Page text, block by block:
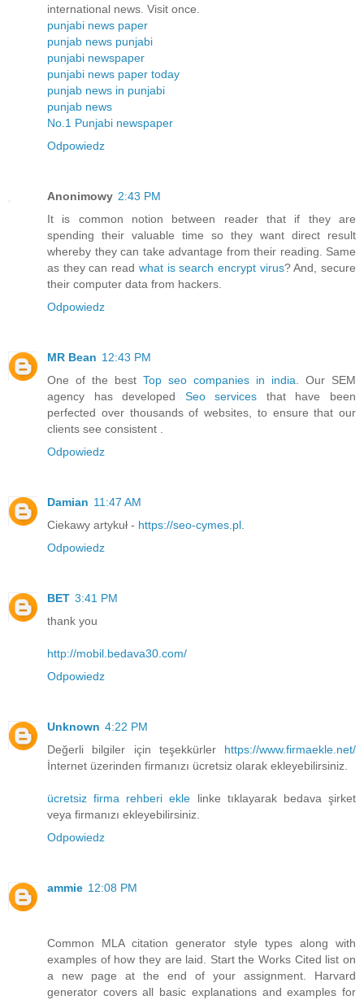
international news. Visit once.
punjabi news paper
punjab news punjabi
punjabi newspaper
punjabi news paper today
punjab news in punjabi
punjab news
No.1 Punjabi newspaper
Odpowiedz
Anonimowy 2:43 PM
It is common notion between reader that if they are
spending their valuable time so they want direct result
whereby they can take advantage from their reading. Same
as they can read what is search encrypt virus? And, secure
their computer data from hackers.
Odpowiedz
MR Bean 12:43 PM
One of the best Top seo companies in india . Our SEM
agency has developed Seo services that have been
perfected over thousands of websites, to ensure that our
clients see consistent .
Odpowiedz
Damian 11:47 AM
Ciekawy artykuł - https://seo-cymes.pl
Odpowiedz
BET 3:41 PM
thank you
http://mobil.bedava30.com/
Odpowiedz
Unknown 4:22 PM
Değerli bilgiler için teşekkürler https://www.firmaekle.net/
İnternet üzerinden firmanızı ücretsiz olarak ekleyebilirsiniz.
ücretsiz firma rehberi ekle linke tıklayarak bedava şirket
veya firmanızı ekleyebilirsiniz.
Odpowiedz
ammie 12:08 PM
Common MLA citation generator style types along with
examples of how they are laid. Start the Works Cited list on
a new page at the end of your assignment. Harvard
generator covers all basic explanations and examples for